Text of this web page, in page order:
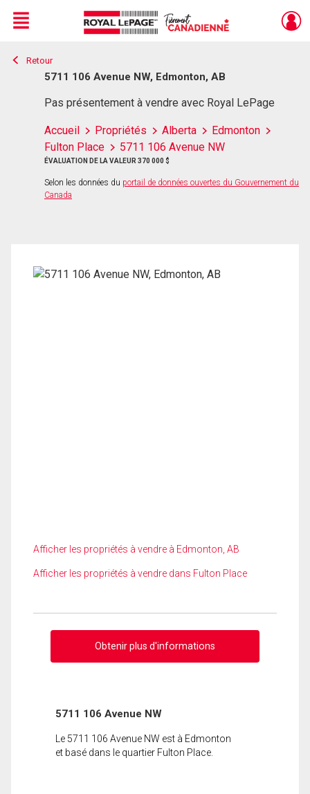
Live
En Direct
Menu
Retour
5711 106 Avenue NW, Edmonton, AB
Pas présentement à vendre avec Royal LePage
Accueil Propriétés Alberta
Edmonton
Fulton Place
5711 106 Avenue NW
ÉVALUATION DE LA VALEUR 370 000 $
Selon les données du portail de données ouvertes du Gouvernement du
Canada
Afficher les propriétés à vendre à Edmonton, AB
Afficher les propriétés à vendre dans Fulton Place
Obtenir plus d'informations
5711 106 Avenue NW
Le 5711 106 Avenue NW est à Edmonton
et basé dans le quartier Fulton Place.